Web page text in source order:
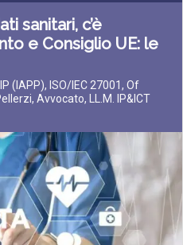
sanitari, c’è
e Consiglio UE: le
(IAPP), ISO/IEC 27001, Of
Avvocato, LL.M. IP&ICT